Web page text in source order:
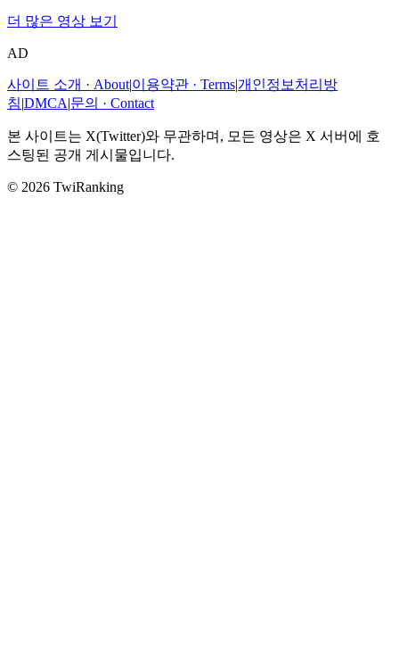
더 많은 영상 보기
AD
사이트 소개 · About|이용약관 · Terms|개인정보처리방
침|DMCA|문의 · Contact
본 사이트는 X(Twitter)와 무관하며, 모든 영상은 X 서버에 호
스팅된 공개 게시물입니다.
© 2026 TwiRanking